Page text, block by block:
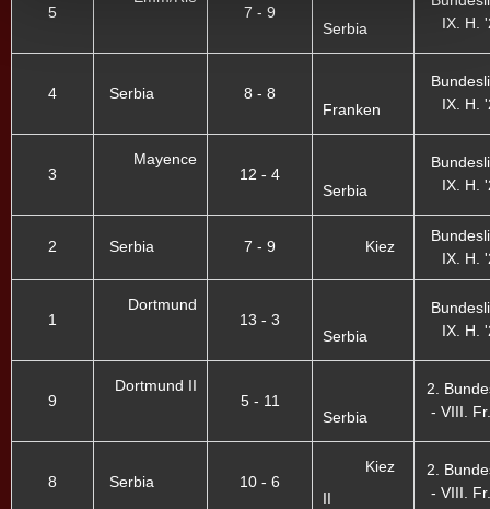
5
7 - 9
Serbia
IX. H.
4 Serbia
8 - 8
Franken
IX. H.
3
Mayence
12 - 4
Serbia
IX. H.
2 Serbia 7 - 9 Kiez
IX. H.
1
Dortmund
13 - 3
Serbia
IX. H.
9
Dortmund II
5 - 11
Serbia
2.
- VIII.
8 Serbia 10 - 6
Kiez
II
2.
- VIII.